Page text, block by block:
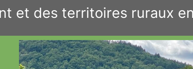
et des territoires ruraux